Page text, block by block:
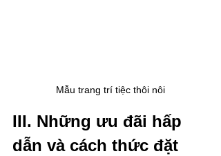
Mẫu trang trí tiệc thôi nôi
III. Những ưu đãi hấp
dẫn và cách thức đặt